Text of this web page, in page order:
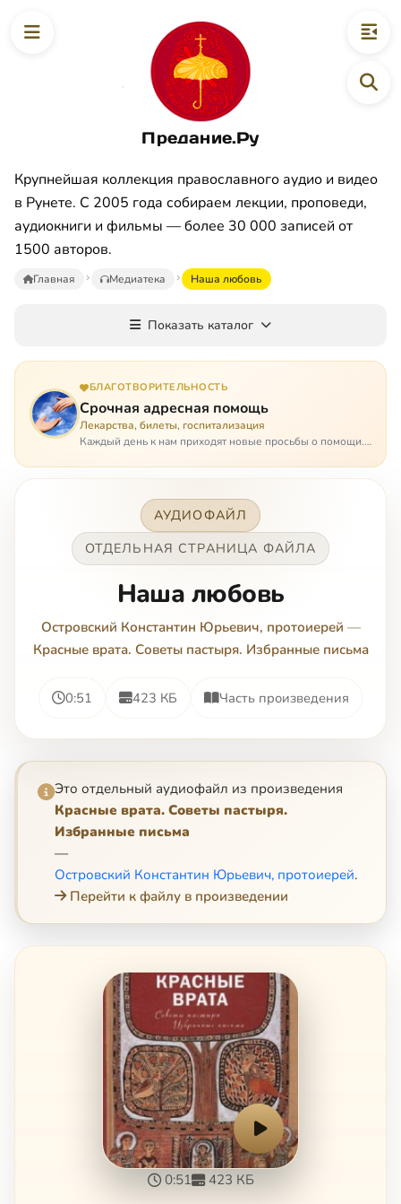
Предание.Ру
Крупнейшая коллекция православного аудио и видео
в Рунете. С 2005 года собираем лекции, проповеди,
аудиокниги и фильмы — более 30 000 записей от
1500 авторов.
Главная Медиатека Наша любовь
Показать каталог
БЛАГОТВОРИТЕЛЬНОСТЬ
Срочная адресная помощь
Лекарства, билеты, госпитализация
Каждый день к нам приходят новые просьбы о помощи.
она нужна была вчера: в приеме лекарств образовался
АУДИОФАЙЛ
ОТДЕЛЬНАЯ СТРАНИЦА ФАЙЛА
Наша любовь
Островский Константин Юрьевич, протоиерей —
Красные врата. Советы пастыря. Избранные письма
0:51 423 КБ Часть произведения
Это отдельный аудиофайл из произведения
Красные врата. Советы пастыря.
Избранные письма
—
Островский Константин Юрьевич, протоиерей.
Перейти к файлу в произведении
0:51 423 КБ